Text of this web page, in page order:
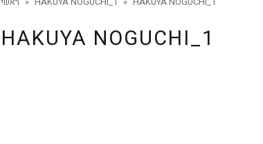
HAKUYA NOGUCHI_1